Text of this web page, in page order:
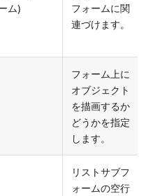
ム)
フォームに関
連づけます。
フォーム上に
オブジェクト
を描画するか
どうかを指定
します。
リストサブフ
ォームの空行